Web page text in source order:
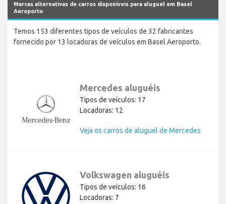
Marcas alternativas de carros disponíveis para aluguel em Basel
Aeroporto
Temos 153 diferentes tipos de veículos de 32 fabricantes
fornecido por 13 locadoras de veículos em Basel Aeroporto.
Mercedes aluguéis
Tipos de veículos: 17
Locadoras: 12
Veja os carros de aluguel de Mercedes
Volkswagen aluguéis
Tipos de veículos: 16
Locadoras: 7